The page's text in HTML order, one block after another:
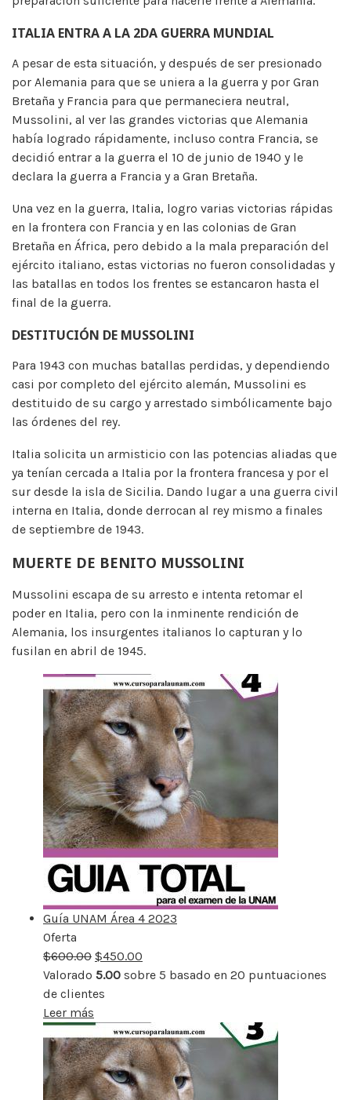
ITALIA ENTRA A LA 2DA GUERRA MUNDIAL
A pesar de esta situación, y después de ser presionado
por Alemania para que se uniera a la guerra y por Gran
Bretaña y Francia para que permaneciera neutral,
Mussolini, al ver las grandes victorias que Alemania
había logrado rápidamente, incluso contra Francia, se
decidió entrar a la guerra el 10 de junio de 1940 y le
declara la guerra a Francia y a Gran Bretaña.
Una vez en la guerra, Italia, logro varias victorias rápidas
en la frontera con Francia y en las colonias de Gran
Bretaña en África, pero debido a la mala preparación del
ejército italiano, estas victorias no fueron consolidadas y
las batallas en todos los frentes se estancaron hasta el
final de la guerra.
DESTITUCIÓN DE MUSSOLINI
Para 1943 con muchas batallas perdidas, y dependiendo
casi por completo del ejército alemán, Mussolini es
destituido de su cargo y arrestado simbólicamente bajo
las órdenes del rey.
Italia solicita un armisticio con las potencias aliadas que
ya tenían cercada a Italia por la frontera francesa y por el
sur desde la isla de Sicilia. Dando lugar a una guerra civil
interna en Italia, donde derrocan al rey mismo a finales
de septiembre de 1943.
MUERTE DE BENITO MUSSOLINI
Mussolini escapa de su arresto e intenta retomar el
poder en Italia, pero con la inminente rendición de
Alemania, los insurgentes italianos lo capturan y lo
fusilan en abril de 1945.
Guía UNAM Área 4 2023
Oferta
rebajado
$600.00 $450.00
Valorado 5.00 sobre 5 basado en 20 puntuaciones
de clientes
Leer más